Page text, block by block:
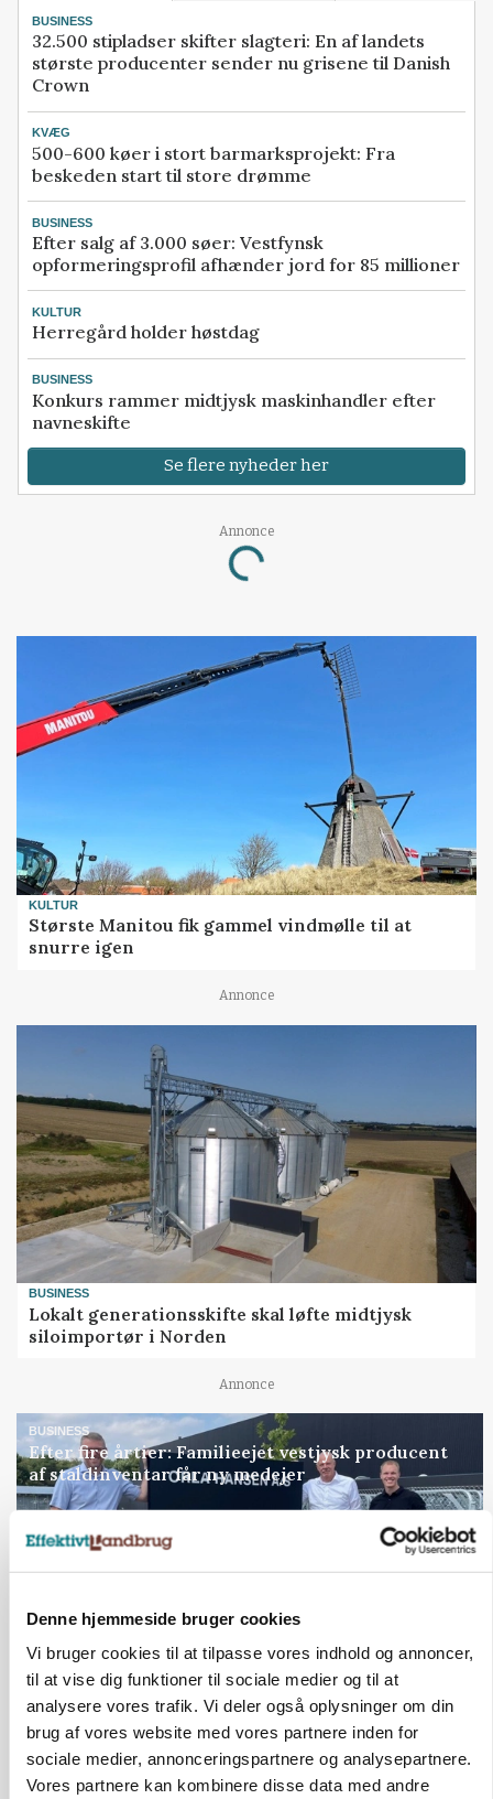
Denne hjemmeside bruger cookies
Vi bruger cookies til at tilpasse vores indhold og annoncer,
til at vise dig funktioner til sociale medier og til at
analysere vores trafik. Vi deler også oplysninger om din
brug af vores website med vores partnere inden for
sociale medier, annonceringspartnere og analysepartnere.
Vores partnere kan kombinere disse data med andre
BUSINESS
32.500 stipladser skifter slagteri: En af landets
største producenter sender nu grisene til Danish
Crown
KVÆG
500-600 køer i stort barmarksprojekt: Fra
beskeden start til store drømme
BUSINESS
Efter salg af 3.000 søer: Vestfynsk
opformeringsprofil afhænder jord for 85 millioner
KULTUR
Herregård holder høstdag
BUSINESS
Konkurs rammer midtjysk maskinhandler efter
navneskifte
Se flere nyheder her
Annonce
Loading...
KULTUR
Største Manitou fik gammel vindmølle til at
snurre igen
Annonce
BUSINESS
Lokalt generationsskifte skal løfte midtjysk
siloimportør i Norden
Annonce
BUSINESS
Efter fire årtier: Familieejet vestjysk producent
af staldinventar får ny medejer
Jobs
i samarbejde med
79 ledige stillinger
Opret agent
Se alle jobs